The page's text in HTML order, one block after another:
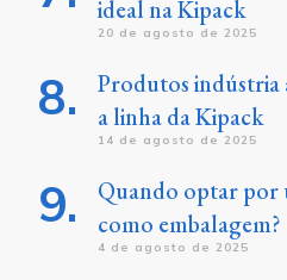
ideal na Kipack
20 de agosto de 2025
Produtos indústria
a linha da Kipack
14 de agosto de 2025
Quando optar por
como embalagem?
4 de agosto de 2025